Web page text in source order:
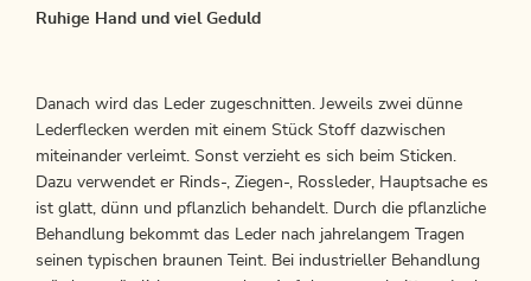
Ruhige Hand und viel Geduld
Danach wird das Leder zugeschnitten. Jeweils zwei dünne
Lederflecken werden mit einem Stück Stoff dazwischen
miteinander verleimt. Sonst verzieht es sich beim Sticken.
Dazu verwendet er Rinds-, Ziegen-, Rossleder, Hauptsache es
ist glatt, dünn und pflanzlich behandelt. Durch die pflanzliche
Behandlung bekommt das Leder nach jahrelangem Tragen
seinen typischen braunen Teint. Bei industrieller Behandlung